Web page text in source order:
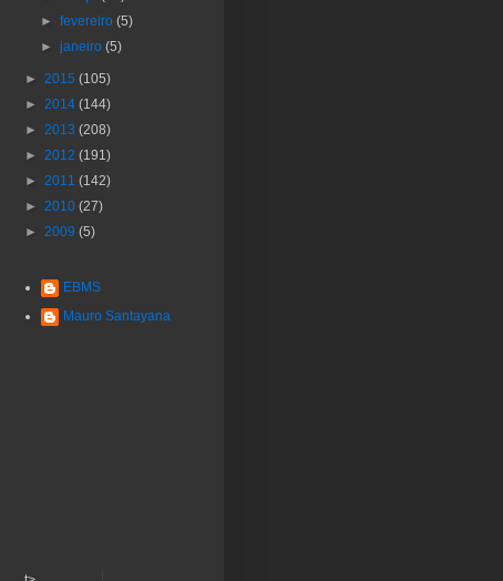
►fevereiro(5)
►janeiro(5)
► 2015 (105)
► 2014 (144)
► 2013 (208)
► 2012 (191)
► 2011 (142)
► 2010 (27)
► 2009 (5)
EBMS
Mauro Santayana